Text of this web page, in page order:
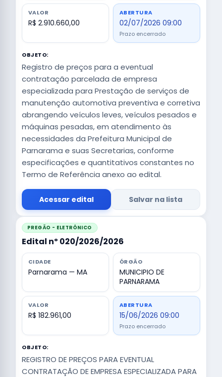
VALOR
R$ 2.910.660,00
ABERTURA
02/07/2026 09:00
Prazo encerrado
OBJETO:
Registro de preços para a eventual
contratação parcelada de empresa
especializada para Prestação de serviços de
manutenção automotiva preventiva e corretiva
abrangendo veículos leves, veículos pesados e
máquinas pesadas, em atendimento às
necessidades da Prefeitura Municipal de
Parnarama e suas Secretarias, conforme
especificações e quantitativos constantes no
Termo de Referência anexo ao edital.
Acessar edital Salvar na lista
PREGÃO - ELETRÔNICO
Edital nº 020/2026/2026
CIDADE
Parnarama — MA
ÓRGÃO
MUNICIPIO DE
PARNARAMA
VALOR
R$ 182.961,00
ABERTURA
15/06/2026 09:00
Prazo encerrado
OBJETO:
REGISTRO DE PREÇOS PARA EVENTUAL
CONTRATAÇÃO DE EMPRESA ESPECIALIZADA PARA